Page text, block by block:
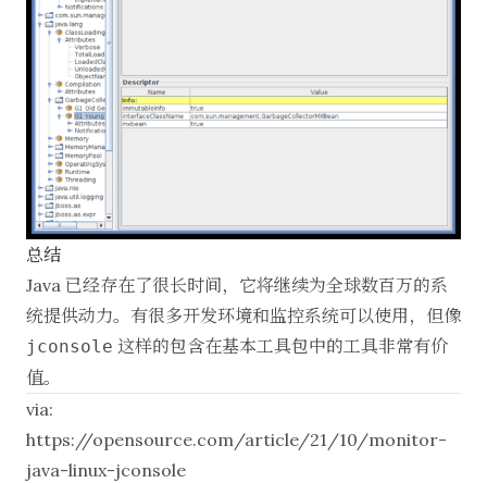
总结
Java 已经存在了很长时间，它将继续为全球数百万的系
统提供动力。有很多开发环境和监控系统可以使用，但像
jconsole 这样的包含在基本工具包中的工具非常有价
值。
via:
https://opensource.com/article/21/10/monitor-
java-linux-jconsole